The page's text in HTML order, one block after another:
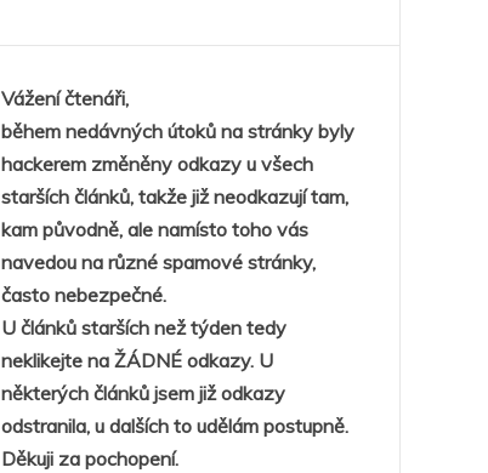
Vážení čtenáři,
během nedávných útoků na stránky byly
hackerem změněny odkazy u všech
starších článků, takže již neodkazují tam,
kam původně, ale namísto toho vás
navedou na různé spamové stránky,
často nebezpečné.
U článků starších než týden tedy
neklikejte na ŽÁDNÉ odkazy. U
některých článků jsem již odkazy
odstranila, u dalších to udělám postupně.
Děkuji za pochopení.